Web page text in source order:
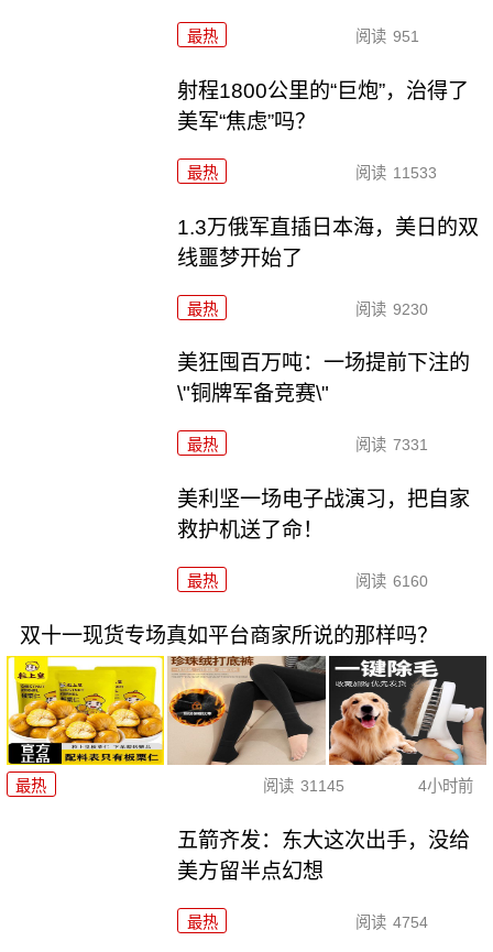
最热 阅读 951
射程1800公里的“巨炮”，治得了
美军“焦虑”吗？
最热 阅读 11533
1.3万俄军直插日本海，美日的双
线噩梦开始了
最热 阅读 9230
美狂囤百万吨：一场提前下注的
\"铜牌军备竞赛\"
最热 阅读 7331
美利坚一场电子战演习，把自家
救护机送了命！
最热 阅读 6160
双十一现货专场真如平台商家所说的那样吗？
最热 阅读 31145 4小时前
五箭齐发：东大这次出手，没给
美方留半点幻想
最热 阅读 4754